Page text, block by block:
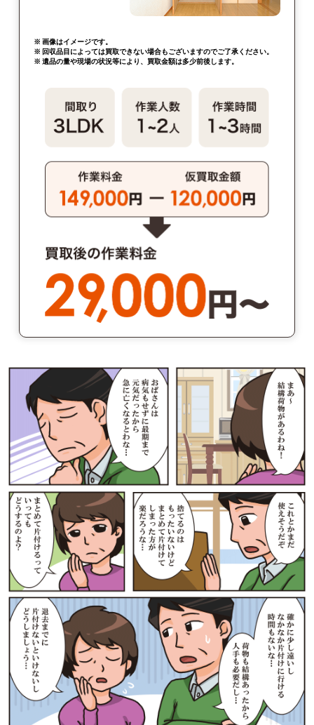
※ 画像はイメージです。
※ 回収品目によっては買取できない場合もございますのでご了承ください。
※ 遺品の量や現場の状況等により、買取金額は多少前後します。